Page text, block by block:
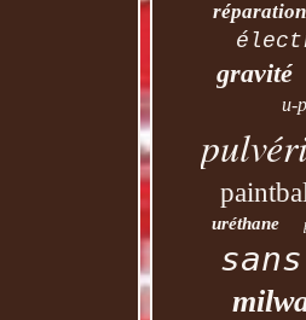
réparation
gravité
u-
uréthane